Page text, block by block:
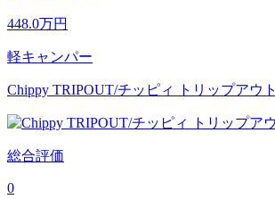
448.0万円
軽キャンパー
Chippy TRIPOUT/チッピィ トリップアウト
総合評価
0